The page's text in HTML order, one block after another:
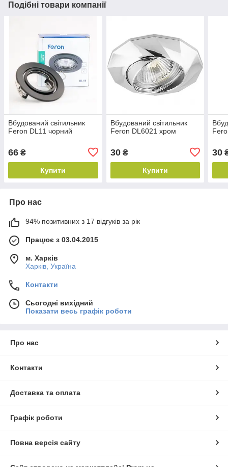
Подібні товари компанії
Вбудований світильник
Feron DL11 чорний
66 ₴
Купити
Вбудований світильник
Feron DL6021 хром
30₴
Купити
30
Про нас
94% позитивних з 17 відгуків за рік
Працює з 03.04.2015
м. Харків
Харків, Україна
Контакти
Сьогодні вихідний
Показати весь графік роботи
Про нас
Контакти
Доставка та оплата
Графік роботи
Повна версія сайту